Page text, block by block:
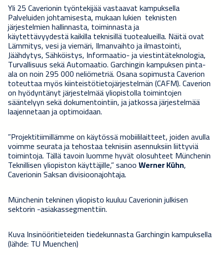
Yli 25 Caverionin työntekijää vastaavat kampuksella
Palveluiden johtamisesta, mukaan lukien teknisten
järjestelmien hallinnasta, toiminnasta ja
käytettävyydestäkaikilla teknisillä tuotealueilla. Näitä ovat
Lämmitys, vesi ja viemäri, Ilmanvaihto ja ilmastointi,
Jäähdytys, Sähköistys, Informaatio- ja viestintäteknologia,
Turvallisuus sekä Automaatio. Garchingin kampuksen pinta-
ala on noin 295 000 neliömetriä. Osana sopimusta Caverion
toteuttaa myös kiinteistötietojärjestelmän (CAFM). Caverion
on hyödyntänyt järjestelmää yliopistolla toimintojen
sääntelyyn sekä dokumentointiin, ja jatkossa järjestelmää
laajennetaan ja optimoidaan.
”Projektitiimillämme on käytössä mobiililaitteet, joiden avulla
voimme seurata ja tehostaa teknisiin asennuksiin liittyviä
toimintoja. Tällä tavoin luomme hyvät olosuhteet Münchenin
Teknillisen yliopiston käyttäjille,” sanooWerner Kühn,
Caverionin Saksan divisioonajohtaja.
Münchenin tekninen yliopisto kuuluu Caverionin julkisen
sektorin -asiakassegmenttiin.
Kuva Insinööritieteiden tiedekunnasta Garchingin kampuksella
(lähde: TU Muenchen)